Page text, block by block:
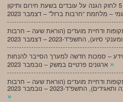
מעו”דכן יחסי עבודה – תיקון מס’ 5 לחוק הגנה על עובדים בשעת חירום ותיקון
ודחיית מועדים (הוראת שעה – חרבות
מידע – סמכות חדשה למערך הסייבר להנחות
»
ודחיית מועדים (הוראת שעה – חרבות
התשפ”ד-2023 – נובמבר 2023
»